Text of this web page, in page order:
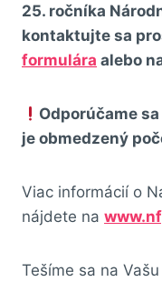
25. ročníka
kontaktujte sa
formulára alebo
Odporúčame
je obmedzený
Viac informácií o
nájdete na
Tešíme sa na